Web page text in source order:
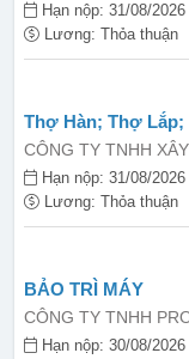
Hạn nộp: 31/08/2026
Lương: Thỏa thuận
Thợ Hàn; Thợ
CÔNG TY TNHH
Hạn nộp: 31/08/2026
Lương: Thỏa thuận
BẢO TRÌ MÁY
CÔNG TY TNHH
Hạn nộp: 30/08/2026